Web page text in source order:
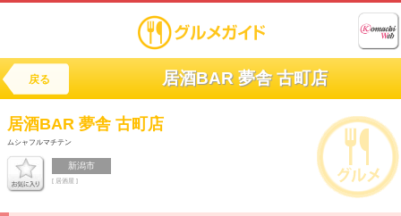
戻る 居酒BAR 夢舎 古町店
居酒BAR 夢舎 古町店
ムシャフルマチテン
新潟市
[ 居酒屋 ]